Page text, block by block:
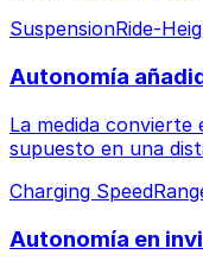
SuspensionRide-
Autonomía
La medida convierte
supuesto en una
Charging Speed
Autonomía en